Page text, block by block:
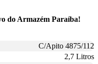
do Armazém Paraíba!
C/Apito 4875/112
2,7 Litros